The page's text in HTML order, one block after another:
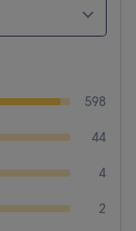
598
44
4
2